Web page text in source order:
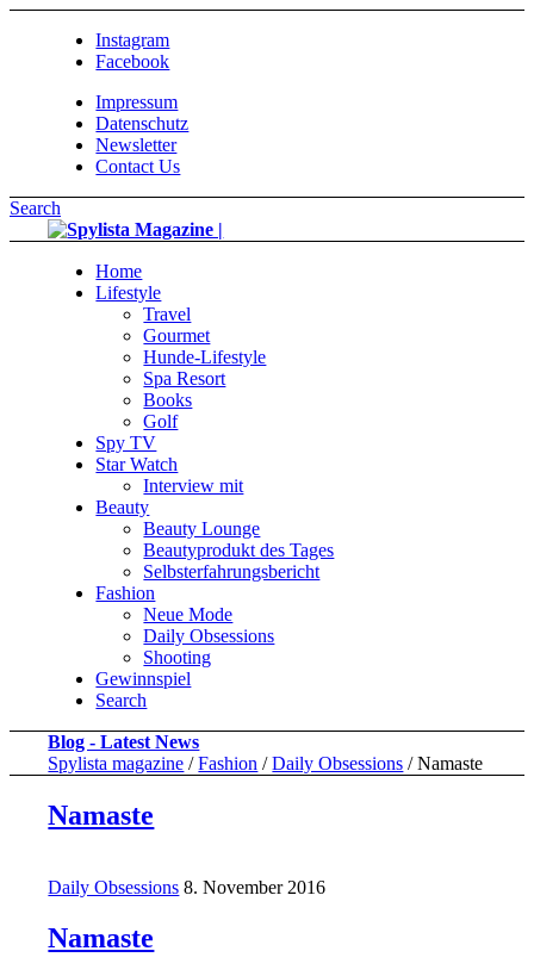
Instagram
Facebook
Impressum
Datenschutz
Newsletter
Contact Us
Search
Home
Lifestyle
Travel
Gourmet
Hunde-Lifestyle
Spa Resort
Books
Golf
Spy TV
Star Watch
Interview mit
Beauty
Beauty Lounge
Beautyprodukt des Tages
Selbsterfahrungsbericht
Fashion
Neue Mode
Daily Obsessions
Shooting
Gewinnspiel
Search
Blog - Latest News
Spylista magazine / Fashion / Daily Obsessions / Namaste
Namaste
Daily Obsessions 8. November 2016
Namaste